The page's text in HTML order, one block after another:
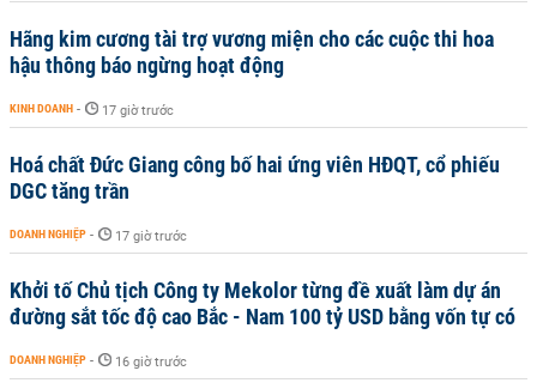
Hãng kim cương tài trợ vương miện cho các cuộc thi hoa
hậu thông báo ngừng hoạt động
KINH DOANH - 17 giờ trước
Hoá chất Đức Giang công bố hai ứng viên HĐQT, cổ phiếu
DGC tăng trần
DOANH NGHIỆP - 17 giờ trước
Khởi tố Chủ tịch Công ty Mekolor từng đề xuất làm dự án
đường sắt tốc độ cao Bắc - Nam 100 tỷ USD bằng vốn tự có
DOANH NGHIỆP - 16 giờ trước